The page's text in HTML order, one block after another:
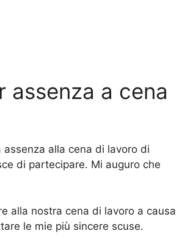
assenza a cena
alla cena di lavoro di
di partecipare. Mi auguro che
alla nostra cena di lavoro a causa
le mie più sincere scuse.